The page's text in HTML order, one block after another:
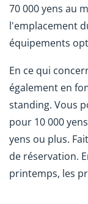
70 000 yens au
l'emplacement
équipements
En ce qui
également en
standing. Vous
pour 10 000
yens ou plus.
de réservation.
printemps, les